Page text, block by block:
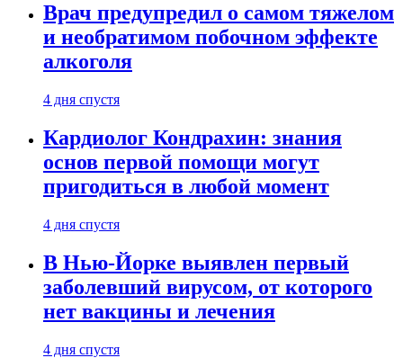
Врач предупредил о самом тяжелом
и необратимом побочном эффекте
алкоголя
4 дня спустя
Кардиолог Кондрахин: знания
основ первой помощи могут
пригодиться в любой момент
4 дня спустя
В Нью-Йорке выявлен первый
заболевший вирусом, от которого
нет вакцины и лечения
4 дня спустя